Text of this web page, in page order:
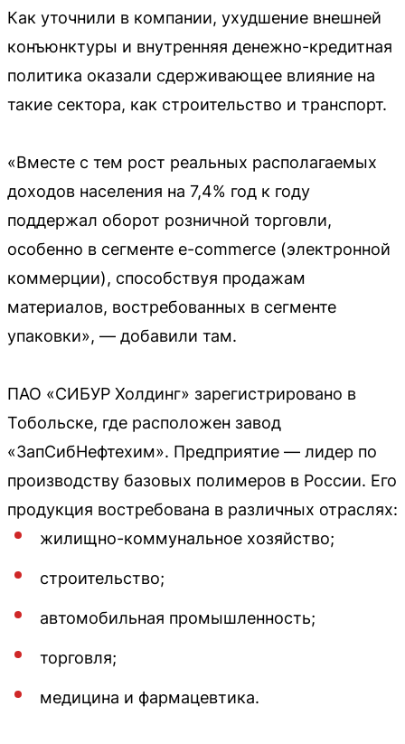
Как уточнили в компании, ухудшение внешней
конъюнктуры и внутренняя денежно-кредитная
политика оказали сдерживающее влияние на
такие сектора, как строительство и транспорт.
«Вместе с тем рост реальных располагаемых
доходов населения на 7,4% год к году
поддержал оборот розничной торговли,
особенно в сегменте e-commerce (электронной
коммерции), способствуя продажам
материалов, востребованных в сегменте
упаковки», — добавили там.
ПАО «СИБУР Холдинг» зарегистрировано в
Тобольске, где расположен завод
«ЗапСибНефтехим». Предприятие — лидер по
производству базовых полимеров в России. Его
продукция востребована в различных отраслях:
жилищно-коммунальное хозяйство;
строительство;
автомобильная промышленность;
торговля;
медицина и фармацевтика.